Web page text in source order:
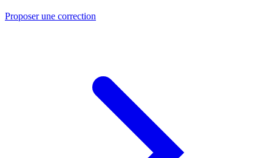
Proposer une correction